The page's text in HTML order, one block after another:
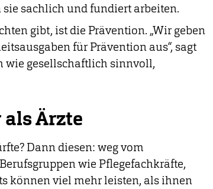
sachlich und fundiert arbeiten.
gibt, ist die Prävention. „Wir geben
für Prävention aus“, sagt
wie gesellschaftlich sinnvoll,
Ärzte
Dann diesen: weg vom
wie Pflegefachkräfte,
können viel mehr leisten, als ihnen